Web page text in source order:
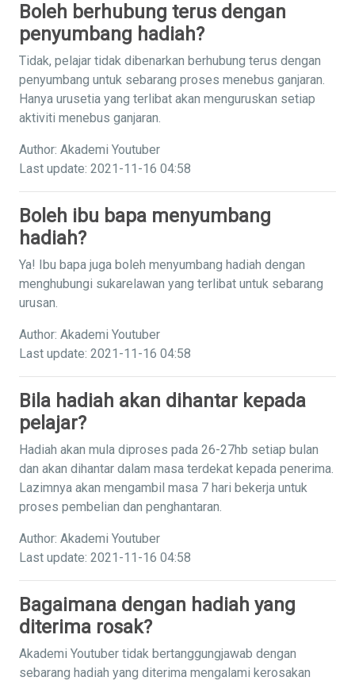
Boleh berhubung terus dengan
penyumbang hadiah?
Tidak, pelajar tidak dibenarkan berhubung terus dengan
penyumbang untuk sebarang proses menebus ganjaran.
Hanya urusetia yang terlibat akan menguruskan setiap
aktiviti menebus ganjaran.
Author: Akademi Youtuber
Last update: 2021-11-16 04:58
Boleh ibu bapa menyumbang
hadiah?
Ya! Ibu bapa juga boleh menyumbang hadiah dengan
menghubungi sukarelawan yang terlibat untuk sebarang
urusan.
Author: Akademi Youtuber
Last update: 2021-11-16 04:58
Bila hadiah akan dihantar kepada
pelajar?
Hadiah akan mula diproses pada 26-27hb setiap bulan
dan akan dihantar dalam masa terdekat kepada penerima.
Lazimnya akan mengambil masa 7 hari bekerja untuk
proses pembelian dan penghantaran.
Author: Akademi Youtuber
Last update: 2021-11-16 04:58
Bagaimana dengan hadiah yang
diterima rosak?
Akademi Youtuber tidak bertanggungjawab dengan
sebarang hadiah yang diterima mengalami kerosakan